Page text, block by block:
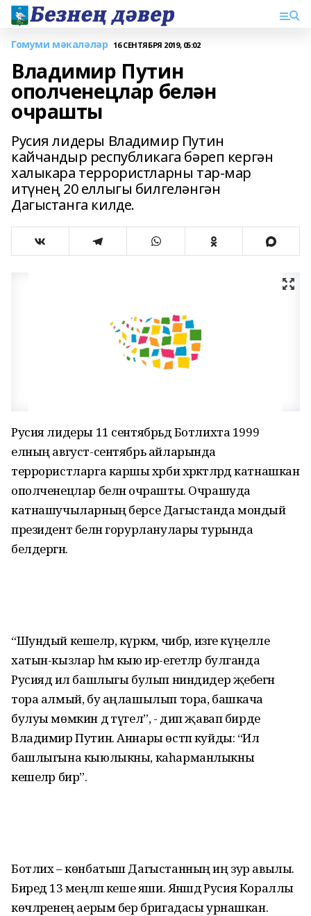
Гомуми мәкаләләр 16 СЕНТЯБРЯ 2019, 05:02
Владимир Путин
ополченецлар белән
очрашты
Русия лидеры Владимир Путин
кайчандыр республикага бәреп кергән
халыкара террористларны тар-мар
итүнең 20 еллыгы билгеләнгән
Дагыстанга килде.
Русия лидеры 11 сентябрьдә Ботлихта 1999
елның август-сентябрь айларында
террористларга каршы хәрби хәрәкәтләрдә катнашкан
ополченецлар белән очрашты. Очрашуда
катнашучыларның берсе Дагыстанда мондый
президент белән горурланулары турында
белдергән.
“Шундый кешеләр, күркәм, чибәр, изге күңелле
хатын-кызлар һәм кыю ир-егетләр булганда
Русиядә ил башлыгы булып ниндидер җебегән
тора алмый, бу аңлашылып тора, башкача
булуы мөмкин дә түгел”, - дип җавап бирде
Владимир Путин. Аннары өстәп куйды: “Ил
башлыгына кыюлыкны, каһарманлыкны
кешеләр бирә”.
Ботлих – көнбатыш Дагыстанның иң зур авылы.
Биредә 13 меңләп кеше яши. Янәшәдә Русия Кораллы
көчләренең аерым бер бригадасы урнашкан.